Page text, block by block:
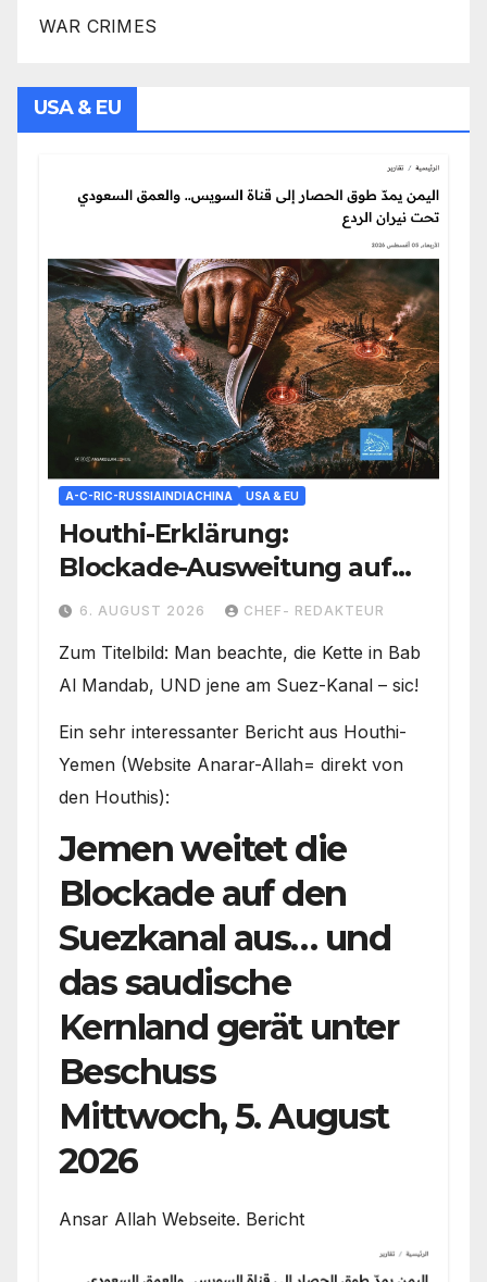
WAR CRIMES
USA & EU
A-C-RIC-RUSSIAINDIACHINA USA & EU
Houthi-Erklärung:
Blockade-Ausweitung auf
Suez-Kanal/ Saudis unter
Rote-Meer-Kontrolle voll
entbrannt
6. AUGUST 2026 CHEF- REDAKTEUR
Zum Titelbild: Man beachte, die Kette in Bab
Al Mandab, UND jene am Suez-Kanal – sic!
Ein sehr interessanter Bericht aus Houthi-
Yemen (Website Anarar-Allah= direkt von
den Houthis):
Jemen weitet die
Blockade auf den
Suezkanal aus… und
das saudische
Kernland gerät unter
Beschuss
Mittwoch, 5. August
2026
Ansar Allah Webseite. Bericht